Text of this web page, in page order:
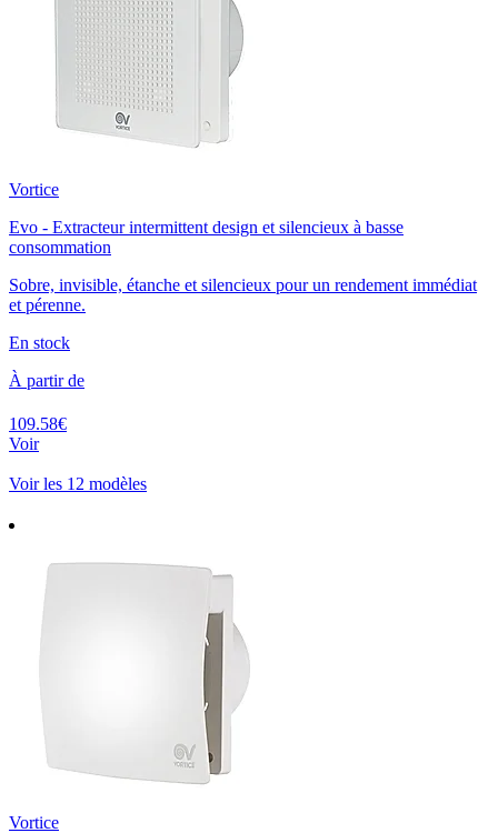
Vortice
Evo - Extracteur intermittent design et silencieux à basse
consommation
Sobre, invisible, étanche et silencieux pour un rendement immédiat
et pérenne.
En stock
À partir de
109.58€
Voir
Voir les 12 modèles
Vortice